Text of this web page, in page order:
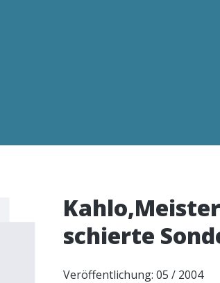
schierte
Veröffentlichung: 05 / 2004